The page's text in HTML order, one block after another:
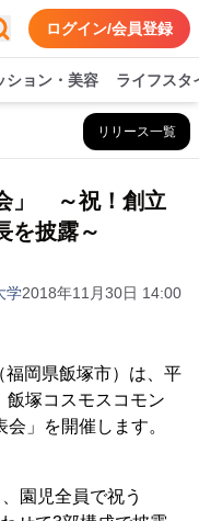
ログイン/会員登録
ション・美容 ライフスタ
リリース一覧
」 ～祝！創立
を披露～
学2018年11月30日 14:00
岡県飯塚市）は、平
飯塚コスモスコモン
」を開催します。
園児全員で祝う